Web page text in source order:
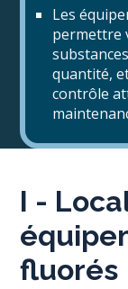
Les
permettre
quantité,
contrôle
I -
fluorés